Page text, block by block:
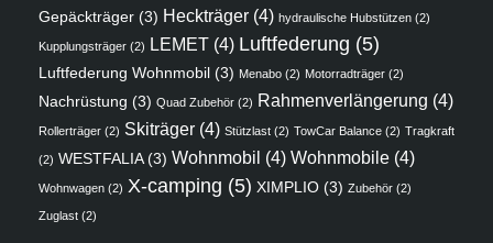
Gepäckträger (3) Heckträger (4) hydraulische Hubstützen (2)
Kupplungsträger (2) LEMET (4) Luftfederung (5)
Luftfederung Wohnmobil (3) Menabo (2) Motorradträger (2)
Nachrüstung (3) Quad Zubehör (2) Rahmenverlängerung (4)
Rollerträger (2) Skiträger (4) Stützlast (2) TowCar Balance (2) Tragkraft
(2) WESTFALIA(3) Wohnmobil (4) Wohnmobile (4)
Wohnwagen (2) X-camping (5) XIMPLIO (3) Zubehör (2)
Zuglast (2)